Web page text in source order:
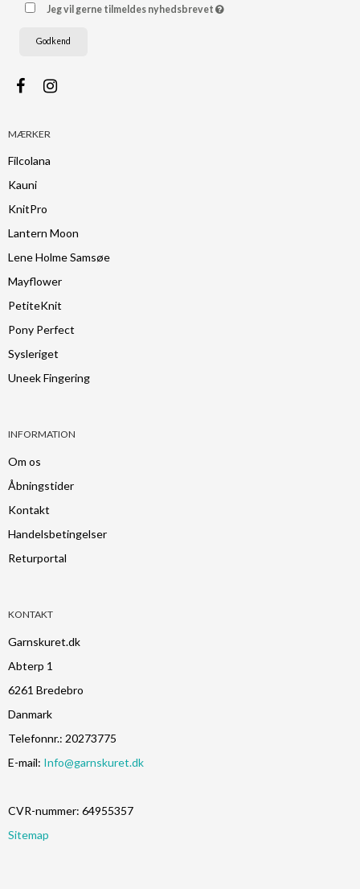
Jeg vil gerne tilmeldes nyhedsbrevet
Godkend
MÆRKER
Filcolana
Kauni
KnitPro
Lantern Moon
Lene Holme Samsøe
Mayflower
PetiteKnit
Pony Perfect
Sysleriget
Uneek Fingering
INFORMATION
Om os
Åbningstider
Kontakt
Handelsbetingelser
Returportal
KONTAKT
Garnskuret.dk
Abterp 1
6261 Bredebro
Danmark
Telefonnr.: 20273775
E-mail: Info@garnskuret.dk
CVR-nummer: 64955357
Sitemap